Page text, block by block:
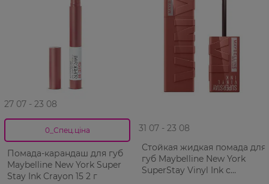
27 07 - 23 08
0_Спец.ціна
Помада-карандаш для губ
Maybelline New York Super
Stay Ink Crayon 15 2 г
31 07 - 23 08
Стойкая жидкая помада для
губ Maybelline New York
SuperStay Vinyl Ink с